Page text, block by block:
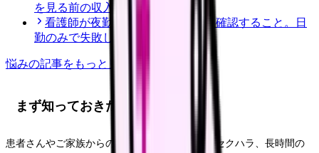
を見る前の収入チェック
看護師が夜勤なし求人を探す前に確認すること。日
勤のみで失敗しない見方
悩みの記事をもっと見る
まず知っておきたいこと
患者さんやご家族からの暴言、威圧的な態度、セクハラ、長時間の